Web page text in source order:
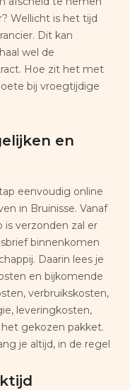
Wellicht is het tijd
Dit kan
wel de
Hoe zit het met
bij vroegtijdige
en
eenvoudig online
in Bruinisse. Vanaf
verzonden zal er
binnenkomen
Daarin lees je
en bijkomende
verbruikskosten,
leveringkosten,
gekozen pakket.
je altijd, in de regel